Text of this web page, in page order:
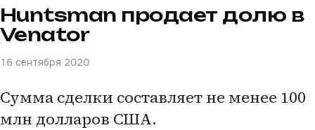
Huntsman продает долю в
Venator
16 сентября 2020
Сумма сделки составляет не менее 100
млн долларов США.